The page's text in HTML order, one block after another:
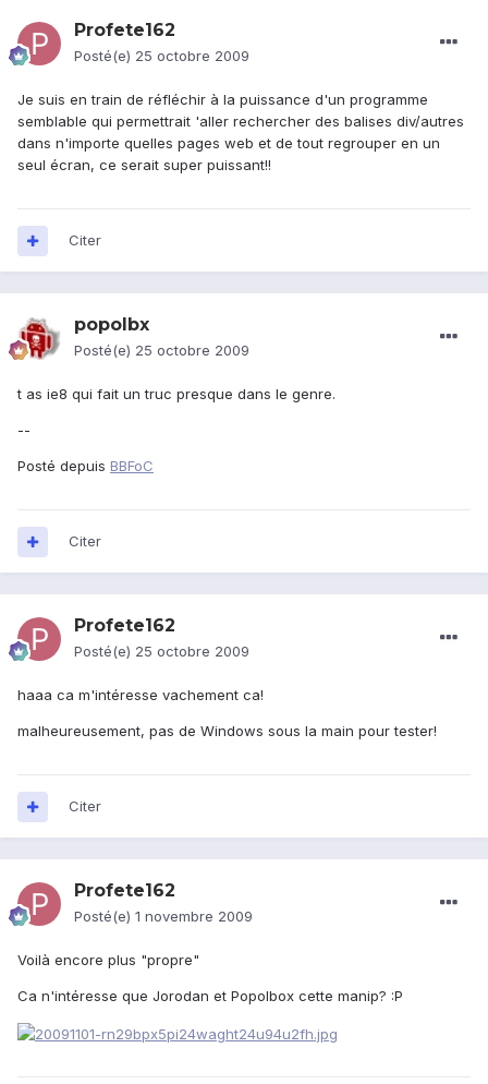
Profete162
Posté(e) 25 octobre 2009
Je suis en train de réfléchir à la puissance d'un programme
semblable qui permettrait 'aller rechercher des balises div/autres
dans n'importe quelles pages web et de tout regrouper en un
seul écran, ce serait super puissant!!
Citer
popolbx
Posté(e) 25 octobre 2009
t as ie8 qui fait un truc presque dans le genre.
--
Posté depuis BBFoC
Citer
Profete162
Posté(e) 25 octobre 2009
haaa ca m'intéresse vachement ca!
malheureusement, pas de Windows sous la main pour tester!
Citer
Profete162
Posté(e) 1 novembre 2009
Voilà encore plus "propre"
Ca n'intéresse que Jorodan et Popolbox cette manip? :P